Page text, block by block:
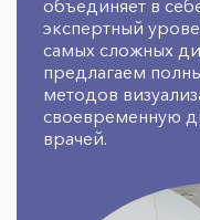
объединяет в
экспертный
самых сложных
предлагаем
методов
своевременную
врачей.